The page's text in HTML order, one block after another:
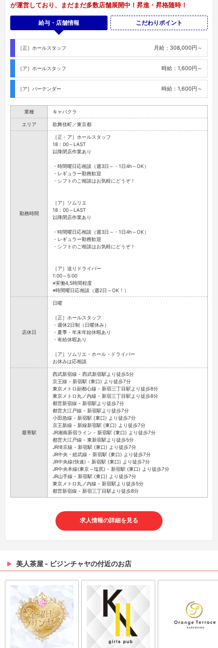
が運営しており、まだまだ多数店舗展開中！昇進・昇格随時！
給与・店舗情報 こだわりポイント
［正］ホールスタッフ 月給：308,000円～
［ア］ホールスタッフ 時給：1,600円～
［ア］バーテンダー 時給：1,600円～
業種 キャバクラ
エリア 歌舞伎町／東京都
勤務時間
［正・ア］ホールスタッフ
18：00～LAST
以降閉店作業あり
・時間曜日応相談（週3日～・1日4h～OK）
・レギュラー勤務歓迎
・シフトのご相談はお気軽にどうぞ！
［ア］ソムリエ
18：00～LAST
以降閉店作業あり
・時間曜日応相談（週3日～・1日4h～OK）
・レギュラー勤務歓迎
・シフトのご相談はお気軽にどうぞ！
［ア］送りドライバー
1:00～5:00
※実働4,5時間程度
※時間曜日応相談（週2日～OK！）
店休日
日曜
［正］ホールスタッフ
・週休2日制（日曜休み）
・夏季・年末年始休暇あり
・有給休暇あり
［ア］ソムリエ・ホール・ドライバー
お休みは応相談
最寄駅
西武新宿線 - 西武新宿駅より徒歩5分
京王線 - 新宿駅 (東口) より徒歩7分
東京メトロ副都心線 - 新宿三丁目駅より徒歩8分
東京メトロ丸ノ内線 - 新宿三丁目駅より徒歩8分
都営新宿線 - 新宿駅より徒歩7分
都営大江戸線 - 新宿駅より徒歩7分
小田急線 - 新宿駅 (東口) より徒歩7分
京王新線 - 新線新宿駅 (東口) より徒歩7分
JR湘南新宿ライン - 新宿駅 (東口) より徒歩7分
都営大江戸線 - 東新宿駅より徒歩5分
JR埼京線 - 新宿駅 (東口) より徒歩7分
JR中央・総武線 - 新宿駅 (東口) より徒歩7分
JR中央線(快速) - 新宿駅 (東口) より徒歩7分
JR中央本線(東京～塩尻) - 新宿駅 (東口) より徒歩7分
JR山手線 - 新宿駅 (東口) より徒歩7分
東京メトロ丸ノ内線 - 新宿駅より徒歩5分
都営新宿線 - 新宿三丁目駅より徒歩8分
求人情報の詳細を見る
美人茶屋 - ビジンチャヤの付近のお店